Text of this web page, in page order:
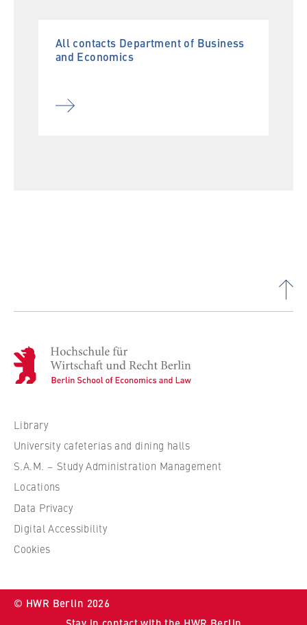
All contacts Department of Business
and Economics
H
o
c
c
h
u
l
e
f
i
r
Library
University cafeterias and dining halls
S.A.M. – Study Administration Management
Locations
Data Privacy
Digital Accessibility
Cookies
© HWR Berlin 2026